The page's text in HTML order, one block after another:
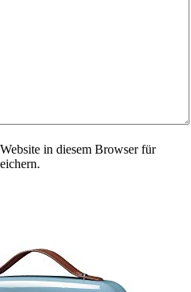
in diesem Browser für